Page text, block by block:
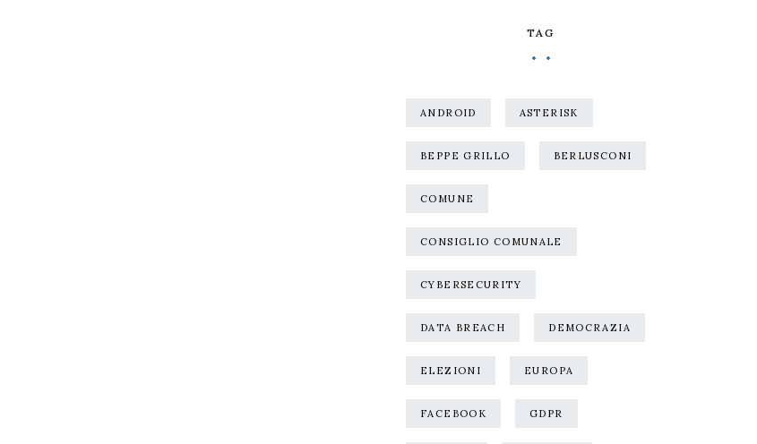
TAG
ANDROID ASTERISK
BEPPE GRILLO BERLUSCONI
COMUNE
CONSIGLIO COMUNALE
CYBERSECURITY
DATA BREACH DEMOCRAZIA
ELEZIONI EUROPA
FACEBOOK GDPR